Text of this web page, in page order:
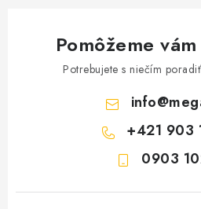
Pomôžeme
Potrebujete s niečím
info@
+421 903
0903